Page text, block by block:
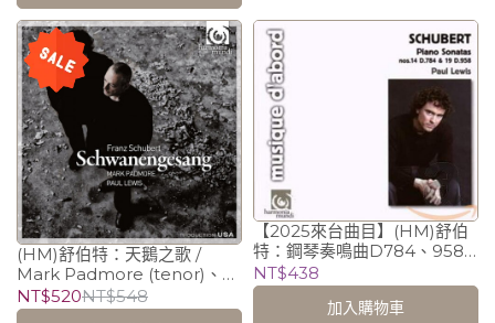
(HM)舒伯特：天鵝之歌 /
Mark Padmore (tenor)、保
羅．路易斯 Paul Lewis
(piano)
NT$520NT$548
【2025來台曲目】(HM)舒伯
特：鋼琴奏鳴曲D784、958/
保羅．路易斯 Paul Lewis
(piano)
NT$438
加入購物車